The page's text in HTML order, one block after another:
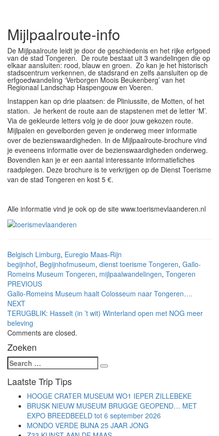
Mijlpaalroute-info
De Mijlpaalroute leidt je door de geschiedenis en het rijke erfgoed
van de stad Tongeren. De route bestaat uit 3 wandelingen die op
elkaar aansluiten: rood, blauw en groen. Zo kan je het historisch
stadscentrum verkennen, de stadsrand en zelfs aansluiten op de
erfgoedwandeling ‘Verborgen Moois Beukenberg’ van het
Regionaal Landschap Haspengouw en Voeren.
Instappen kan op drie plaatsen: de Pliniussite, de Motten, of het
station. Je herkent de route aan de stapstenen met de letter ‘M’.
Via de gekleurde letters volg je de door jouw gekozen route.
Mijlpalen en gevelborden geven je onderweg meer informatie
over de bezienswaardigheden. In de Mijlpaalroute-brochure vind
je eveneens informatie over de bezienswaardigheden onderweg.
Bovendien kan je er een aantal interessante informatiefiches
raadplegen. Deze brochure is te verkrijgen op de Dienst Toerisme
van de stad Tongeren en kost 5 €.
Alle informatie vind je ook op de site www.toerismevlaanderen.nl
Belgisch Limburg, Euregio Maas-Rijn
begijnhof, Begijnhofmuseum, dienst toerisme Tongeren, Gallo-
Romeins Museum Tongeren, mijlpaalwandelingen, Tongeren
Post
navigation
PREVIOUS
Gallo-Romeins Museum haalt Colosseum naar Tongeren….
NEXT
TERUGBLIK: Hasselt (in ’t wit) Winterland open met NOG meer
beleving
Comments are closed.
Zoeken
Search
for:
Search
Laatste Trip Tips
HOOGE CRATER MUSEUM WO1 IEPER ZILLEBEKE
BRUSK NIEUW MUSEUM BRUGGE GEOPEND… MET
EXPO BREEDBEELD tot 6 september 2026
MONDO VERDE BIJNA 25 JAAR JONG